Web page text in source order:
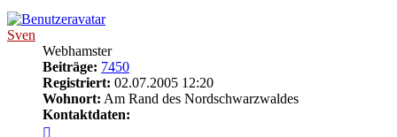
Sven
Webhamster
Beiträge: 7450
Registriert: 02.07.2005 12:20
Wohnort: Am Rand des Nordschwarzwaldes
Kontaktdaten: